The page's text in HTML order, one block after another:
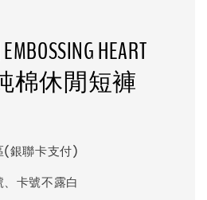
HEART
純棉休閒短褲
(銀聯卡支付)
卡號不露白